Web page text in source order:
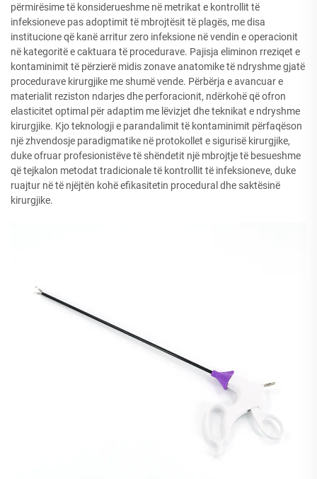
përmirësime të konsiderueshme në metrikat e kontrollit të
infeksioneve pas adoptimit të mbrojtësit të plagës, me disa
institucione që kanë arritur zero infeksione në vendin e operacionit
në kategoritë e caktuara të procedurave. Pajisja eliminon rreziqet e
kontaminimit të përzierë midis zonave anatomike të ndryshme gjatë
procedurave kirurgjike me shumë vende. Përbërja e avancuar e
materialit reziston ndarjes dhe perforacionit, ndërkohë që ofron
elasticitet optimal për adaptim me lëvizjet dhe teknikat e ndryshme
kirurgjike. Kjo teknologji e parandalimit të kontaminimit përfaqëson
një zhvendosje paradigmatike në protokollet e sigurisë kirurgjike,
duke ofruar profesionistëve të shëndetit një mbrojtje të besueshme
që tejkalon metodat tradicionale të kontrollit të infeksioneve, duke
ruajtur në të njëjtën kohë efikasitetin procedural dhe saktësinë
kirurgjike.